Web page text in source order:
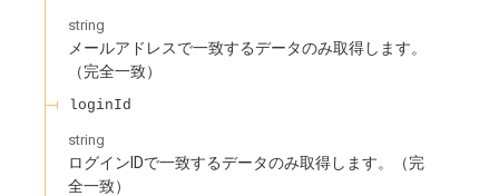
string
メールアドレスで一致するデータのみ取得します。
（完全一致）
loginId
string
ログインIDで一致するデータのみ取得します。（完
全一致）